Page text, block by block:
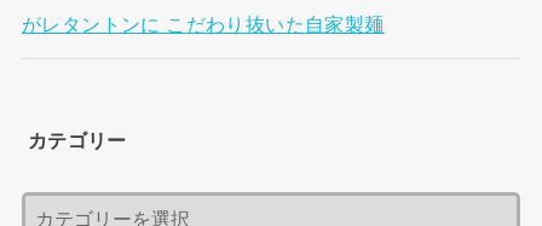
がレタントンに こだわり抜いた自家製麺
カテゴリー